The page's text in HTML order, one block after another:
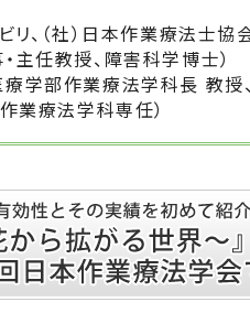
、（社）日本作業療法士協
任教授、障害科学博士）
学部作業療法学科長 教授
療法学科専任）